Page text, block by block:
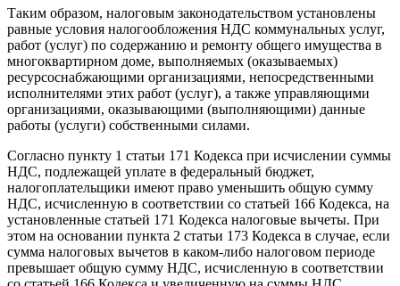
Таким образом, налоговым законодательством установлены
равные условия налогообложения НДС коммунальных услуг,
работ (услуг) по содержанию и ремонту общего имущества в
многоквартирном доме, выполняемых (оказываемых)
ресурсоснабжающими организациями, непосредственными
исполнителями этих работ (услуг), а также управляющими
организациями, оказывающими (выполняющими) данные
работы (услуги) собственными силами.
Согласно пункту 1 статьи 171 Кодекса при исчислении суммы
НДС, подлежащей уплате в федеральный бюджет,
налогоплательщики имеют право уменьшить общую сумму
НДС, исчисленную в соответствии со статьей 166 Кодекса, на
установленные статьей 171 Кодекса налоговые вычеты. При
этом на основании пункта 2 статьи 173 Кодекса в случае, если
сумма налоговых вычетов в каком-либо налоговом периоде
превышает общую сумму НДС, исчисленную в соответствии